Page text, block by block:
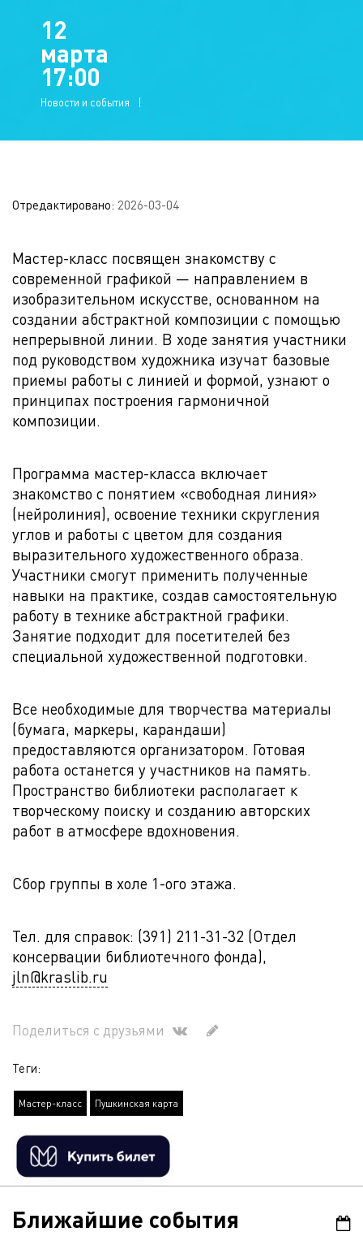
12
марта
17:00
Новости и события
Отредактировано: 2026-03-04
Мастер-класс посвящен знакомству с
современной графикой — направлением в
изобразительном искусстве, основанном на
создании абстрактной композиции с помощью
непрерывной линии. В ходе занятия участники
под руководством художника изучат базовые
приемы работы с линией и формой, узнают о
принципах построения гармоничной
композиции.
Программа мастер-класса включает
знакомство с понятием «свободная линия»
(нейролиния), освоение техники скругления
углов и работы с цветом для создания
выразительного художественного образа.
Участники смогут применить полученные
навыки на практике, создав самостоятельную
работу в технике абстрактной графики.
Занятие подходит для посетителей без
специальной художественной подготовки.
Все необходимые для творчества материалы
(бумага, маркеры, карандаши)
предоставляются организатором. Готовая
работа останется у участников на память.
Пространство библиотеки располагает к
творческому поиску и созданию авторских
работ в атмосфере вдохновения.
Сбор группы в холе 1-ого этажа.
Тел. для справок: (391) 211-31-32 (Отдел
консервации библиотечного фонда),
jln@kraslib.ru
Поделиться с друзьями
Теги:
Мастер-класс Пушкинская карта
Ближайшие события